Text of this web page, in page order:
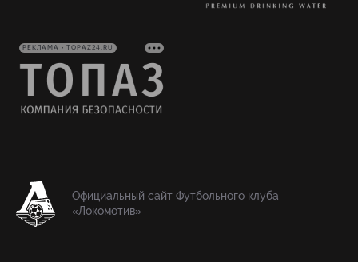
РЕКЛАМА • TOPAZ24.RU
Официальный сайт Футбольного клуба
«Локомотив»